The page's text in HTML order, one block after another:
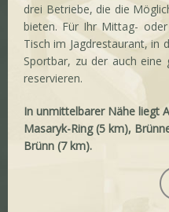
drei Betriebe, die die
bieten. Für Ihr Mittag-
Tisch im Jagdrestaurant, in
Sportbar, zu der auch
reservieren.
In unmittelbarer Nähe liegt
Masaryk-Ring (5 km),
Brünn (7 km).